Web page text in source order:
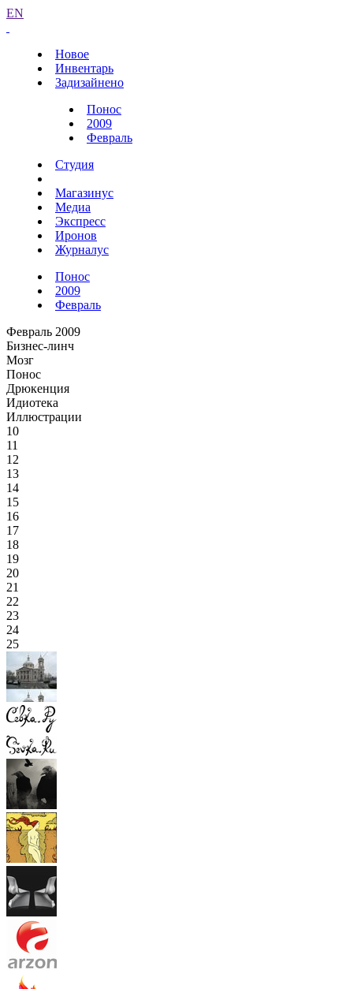
EN
Новое
Инвентарь
Задизайнено
Понос
2009
Февраль
Студия
Магазинус
Медиа
Экспресс
Иронов
Журналус
Понос
2009
Февраль
Февраль 2009
Бизнес-линч
Мозг
Понос
Дрюкенция
Идиотека
Иллюстрации
10
11
12
13
14
15
16
17
18
19
20
21
22
23
24
25